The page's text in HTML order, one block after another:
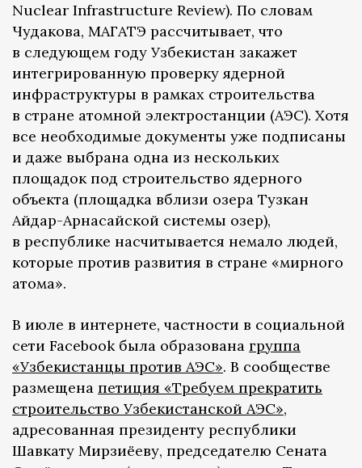
Nuclear Infrastructure Review). По словам
Чудакова, МАГАТЭ рассчитывает, что
в следующем году Узбекистан закажет
интегрированную проверку ядерной
инфраструктуры в рамках строительства
в стране атомной электростанции (АЭС). Хотя
все необходимые документы уже подписаны
и даже выбрана одна из нескольких
площадок под строительство ядерного
объекта (площадка вблизи озера Тузкан
Айдар-Арнасайской системы озер),
в республике насчитывается немало людей,
которые против развития в стране «мирного
атома».
В июле в интернете, частности в социальной
сети Facebook была образована группа
«Узбекистанцы против АЭС». В сообществе
размещена петиция «Требуем прекратить
строительство Узбекистанской АЭС»,
адресованная президенту республики
Шавкату Мирзиёеву, председателю Сената